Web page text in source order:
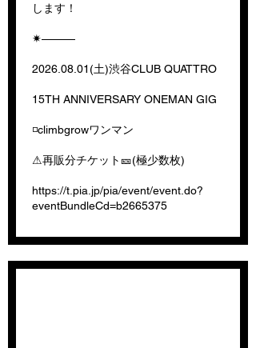
します！
✷———
2026.08.01 (土)渋谷CLUB QUATTRO
15TH ANNIVERSARY ONEMAN GIG
◽️climbgrowワンマン
⚠︎再販分チケット🎫(極少数枚)
https://t.pia.jp/pia/event/event.do?
eventBundleCd=b2665375